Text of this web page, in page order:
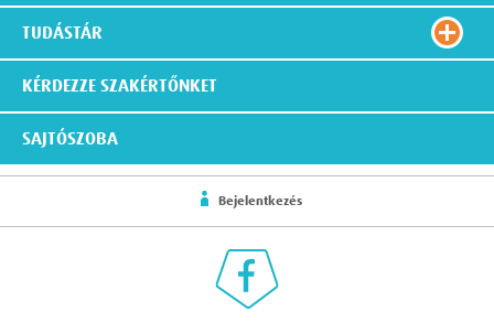
TUDÁSTÁR
KÉRDEZZE SZAKÉRTŐNKET
SAJTÓSZOBA
Bejelentkezés